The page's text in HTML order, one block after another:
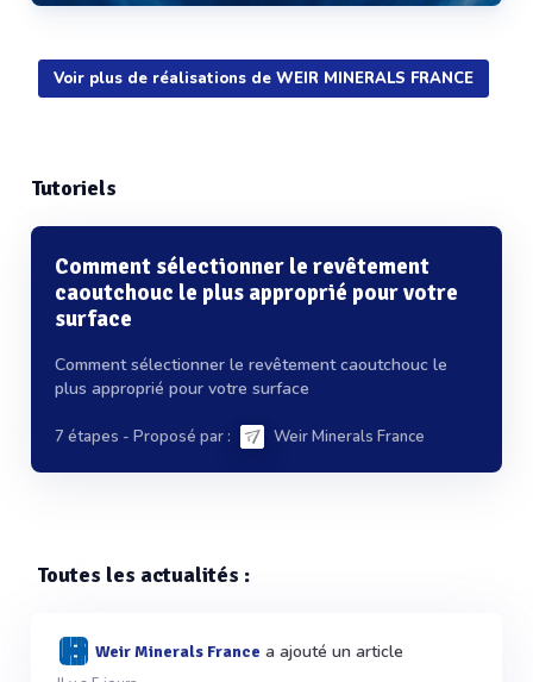
Voir plus
Voir plus de réalisations de WEIR MINERALS FRANCE
Tutoriels
Comment sélectionner le revêtement
caoutchouc le plus approprié pour votre
surface
Comment sélectionner le revêtement caoutchouc le
plus approprié pour votre surface
7 étapes - Proposé par : Weir Minerals France
Toutes les actualités :
Weir Minerals France a ajouté un article